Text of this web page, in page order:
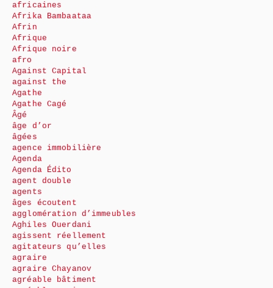
africaines
Afrika Bambaataa
Afrin
Afrique
Afrique noire
afro
Against Capital
against the
Agathe
Agathe Cagé
Âgé
âge d’or
âgées
agence immobilière
Agenda
Agenda Édito
agent double
agents
âges écoutent
agglomération d’immeubles
Aghiles Ouerdani
agissent réellement
agitateurs qu’elles
agraire
agraire Chayanov
agréable bâtiment